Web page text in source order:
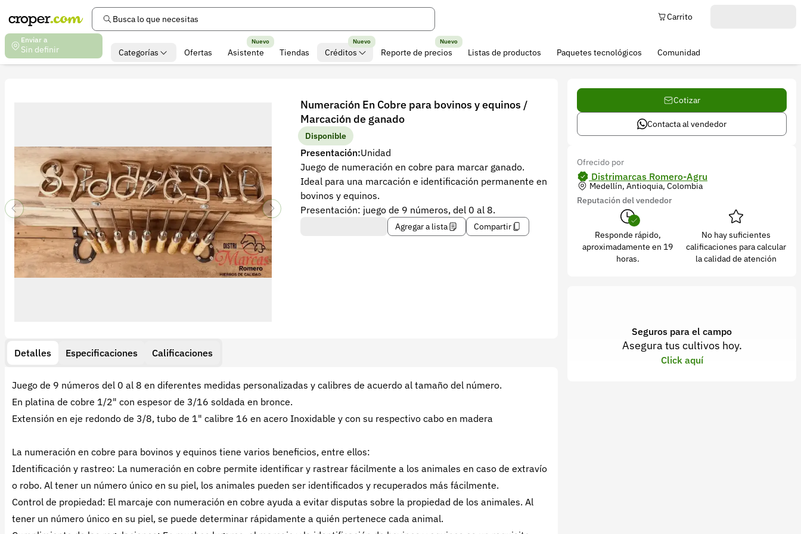
Busca lo que necesitas
Enviar a
Sin definir
Carrito
Categorías Ofertas Asistente
Nuevo
Tiendas Créditos
Nuevo
Reporte de precios
Nuevo
Listas de productos Paquetes tecnológicos Comunidad
Numeración En Cobre para bovinos y equinos /
Marcación de ganado
Disponible
Presentación:Unidad
Juego de numeración en cobre para marcar ganado.
Ideal para una marcación e identificación permanente en
bovinos y equinos.
Presentación: juego de 9 números, del 0 al 8.
Agregar a lista Compartir
Detalles Especificaciones Calificaciones
Juego de 9 números del 0 al 8 en diferentes medidas personalizadas y calibres de acuerdo al tamaño del número.
En platina de cobre 1/2" con espesor de 3/16 soldada en bronce.
Extensión en eje redondo de 3/8, tubo de 1" calibre 16 en acero Inoxidable y con su respectivo cabo en madera
La numeración en cobre para bovinos y equinos tiene varios beneficios, entre ellos:
Identificación y rastreo: La numeración en cobre permite identificar y rastrear fácilmente a los animales en caso de extravío
o robo. Al tener un número único en su piel, los animales pueden ser identificados y recuperados más fácilmente.
Control de propiedad: El marcaje con numeración en cobre ayuda a evitar disputas sobre la propiedad de los animales. Al
tener un número único en su piel, se puede determinar rápidamente a quién pertenece cada animal.
Cotizar
Contacta al vendedor
Ofrecido por
Distrimarcas Romero-Agru
Medellín, Antioquia, Colombia
Reputación del vendedor
Responde rápido,
aproximadamente en 19
horas.
No hay suficientes
calificaciones para calcular
la calidad de atención
Seguros para el campo
Asegura tus cultivos hoy.
Click aquí